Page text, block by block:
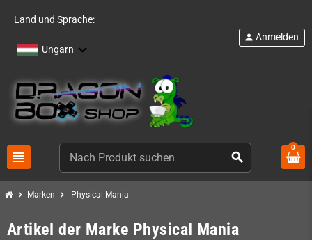
Land und Sprache:
Ungarn
view_headline search
person Anmelden
0
chevron_right Marken chevron_right Physical Mania
Artikel der Marke Physical Mania